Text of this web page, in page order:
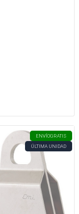
ENVÍOGRATIS
ÚLTIMA UNIDAD